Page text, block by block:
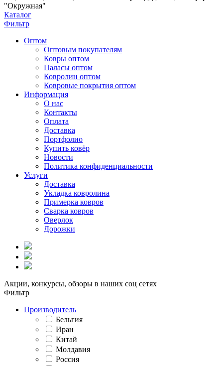
"Окружная"
Каталог
Фильтр
Оптом
Оптовым покупателям
Ковры оптом
Паласы оптом
Ковролин оптом
Ковровые покрытия оптом
Информация
О нас
Контакты
Оплата
Доставка
Портфолио
Купить ковёр
Новости
Политика конфиденциальности
Услуги
Доставка
Укладка ковролина
Примерка ковров
Сварка ковров
Оверлок
Дорожки
Акции, конкурсы, обзоры в наших соц сетях
Фильтр
Производитель
Бельгия
Иран
Китай
Молдавия
Россия